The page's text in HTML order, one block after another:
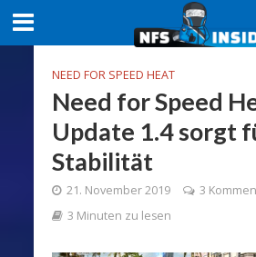
NEED FOR SPEED HEAT
Need for Speed
Update 1.4 sorgt
Stabilität
21. November 2019
3
3 Minuten zu lesen